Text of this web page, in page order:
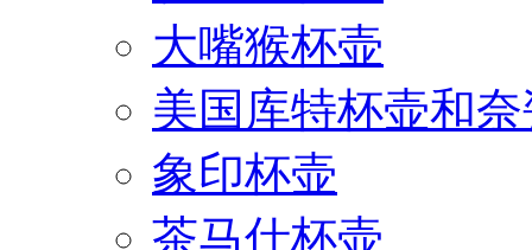
大嘴猴杯壶
美国库特杯壶和
象印杯壶
茶马仕杯壶